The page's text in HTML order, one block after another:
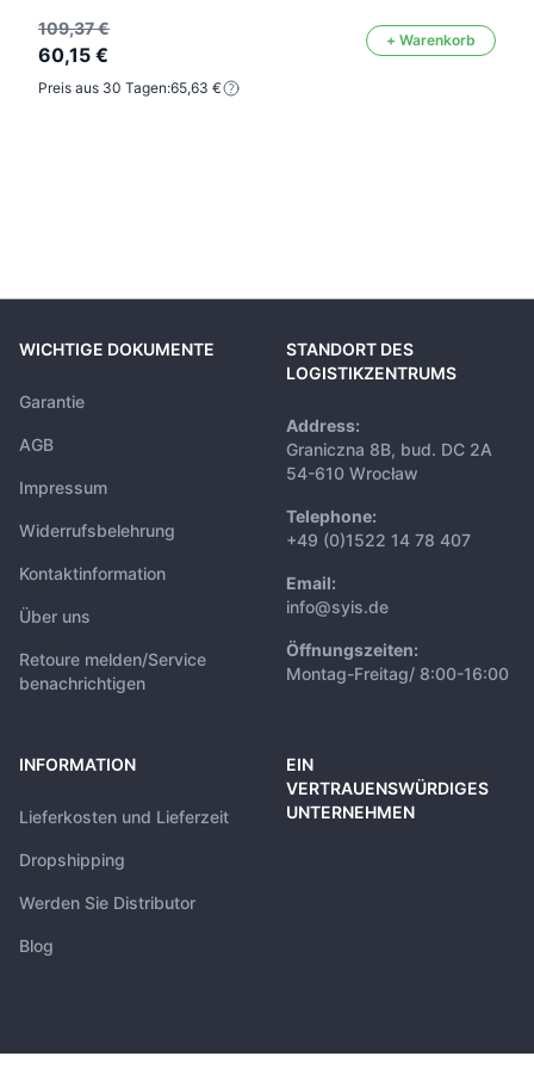
109,37 €
60,15 €
+ Warenkorb
Preis aus 30 Tagen:65,63 €
WICHTIGE DOKUMENTE
Garantie
AGB
Impressum
Widerrufsbelehrung
Kontaktinformation
Über uns
Retoure melden/Service
benachrichtigen
STANDORT DES
LOGISTIKZENTRUMS
Address:
Graniczna 8B, bud. DC 2A
54-610 Wrocław
Telephone:
+49 (0)1522 14 78 407
Email:
info@syis.de
Öffnungszeiten:
Montag-Freitag/ 8:00-16:00
INFORMATION
Lieferkosten und Lieferzeit
Dropshipping
Werden Sie Distributor
Blog
EIN
VERTRAUENSWÜRDIGES
UNTERNEHMEN